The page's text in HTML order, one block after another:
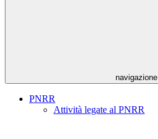
navigazione
PNRR
Attività legate al PNRR